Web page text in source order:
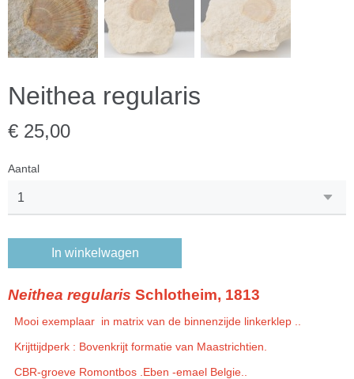
Neithea regularis
€ 25,00
Aantal
In winkelwagen
Neithea regularis Schlotheim, 1813
Mooi exemplaar in matrix van de binnenzijde linkerklep ..
Krijttijdperk : Bovenkrijt formatie van Maastrichtien.
CBR-groeve Romontbos .Eben -emael Belgie..